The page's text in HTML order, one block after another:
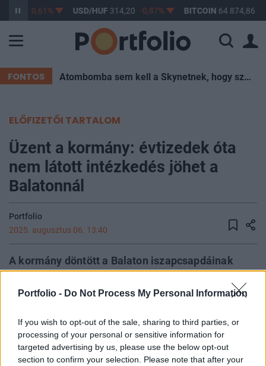
Portfolio - Do Not Process My Personal Information
If you wish to opt-out of the sale, sharing to third parties, or
processing of your personal or sensitive information for
targeted advertising by us, please use the below opt-out
section to confirm your selection. Please note that after your
-0,61% USD/HUF 314,20 -0,87% BITCOIN 64 874,86
FONTOS Atombomba sem kell a Skynetnek, hogy szétégessen minket – elég egy hőkupola
ELŐFIZETŐI TARTALOM
Üzent a kormány: évtizedek óta
nem látott intézkedés jöhet a
Balatonnál
Portfolio
2025. augusztus 06. 13:40
A kormány döntött a Balaton iszapcsapdáinak
hosszú távú fenntartását szolgálja. A munkálatok
milliárd forintot különítenek el, míg a közép- és
hosszú távú tervek megvalósítása mintegy 40
milliárd forintba kerülhet - tudósított az Infostart.